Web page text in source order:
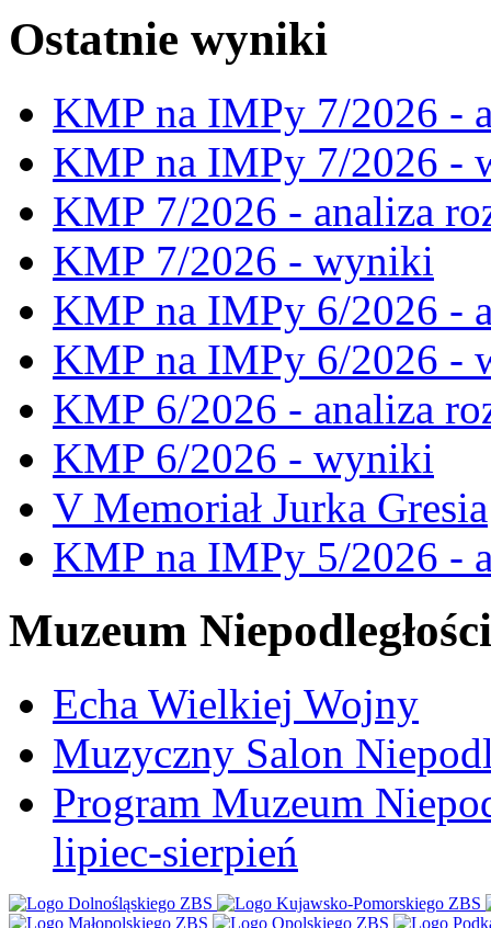
Ostatnie wyniki
KMP na IMPy 7/2026 -
KMP na IMPy 7/2026 -
KMP 7/2026 - analiza
KMP 7/2026 - wyniki
KMP na IMPy 6/2026 -
KMP na IMPy 6/2026 -
KMP 6/2026 - analiza
KMP 6/2026 - wyniki
V Memoriał Jurka Gresia
KMP na IMPy 5/2026 -
Muzeum Niepodległości
Echa Wielkiej Wojny
Muzyczny Salon
Program Muzeum
lipiec-sierpień